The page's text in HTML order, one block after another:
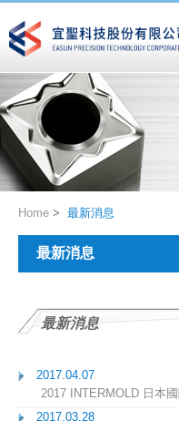
Home > 最新消息
最新消息
最新消息
2017.04.07
2017 INTERMOLD 日本
2017.03.28